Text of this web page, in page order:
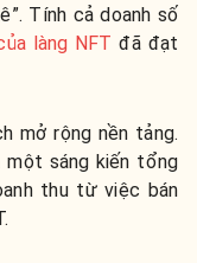
Tính cả doanh số
làng NFT đã đạt
mở rộng nền tảng.
một sáng kiến ​​tổng
thu từ việc bán